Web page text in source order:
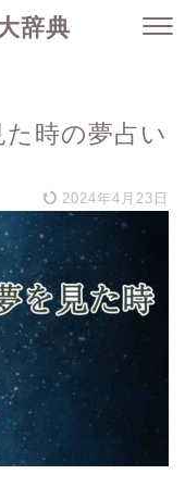
辞典
時の夢占い
2024年4月23日